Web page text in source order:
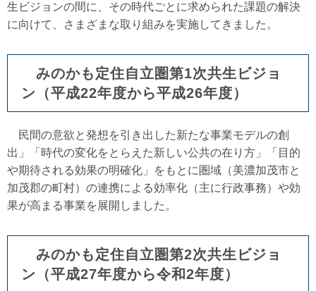
生ビジョンの間に、その時代ごとに求められた課題の解決
に向けて、さまざまな取り組みを実施してきました。
みのかも定住自立圏第1次共生ビジョ
ン（平成22年度から平成26年度）
民間の意欲と発想を引き出した新たな事業モデルの創
出」「時代の変化をとらえた新しい公共の在り方」「目的
や期待される効果の明確化」をもとに圏域（美濃加茂市と
加茂郡の町村）の連携による効率化（主に行政事務）や効
果が高まる事業を展開しました。
みのかも定住自立圏第2次共生ビジョ
ン（平成27年度から令和2年度）